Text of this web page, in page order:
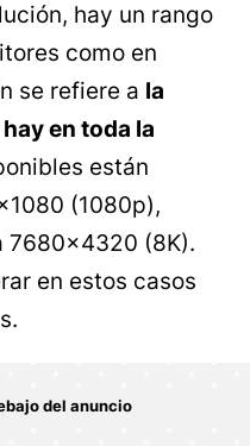
hay un rango
como en
se refiere a la
en toda la
están
(1080p),
7680x4320 (8K).
en estos casos